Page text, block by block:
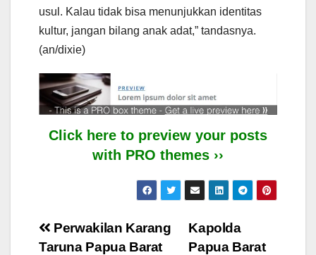
usul. Kalau tidak bisa menunjukkan identitas
kultur, jangan bilang anak adat,” tandasnya.
(an/dixie)
Click here to preview your posts
with PRO themes ››
Post
Kapolda
Papua Barat
Perwakilan Karang
Taruna Papua Barat